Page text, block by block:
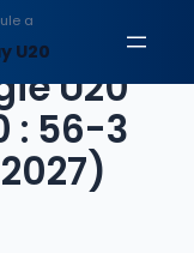
U20
: 56-3
a
U20